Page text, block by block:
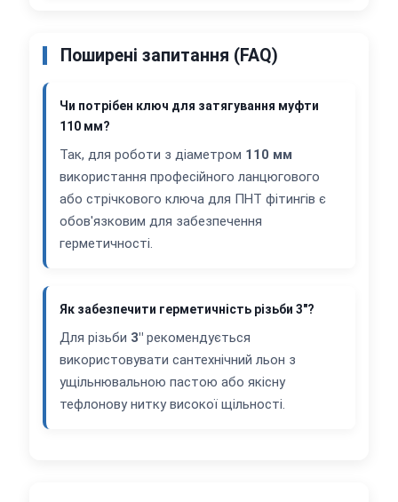
Поширені запитання (FAQ)
Чи потрібен ключ для затягування муфти
110 мм?
Так, для роботи з діаметром 110 мм
використання професійного ланцюгового
або стрічкового ключа для ПНТ фітингів є
обов'язковим для забезпечення
герметичності.
Як забезпечити герметичність різьби 3"?
Для різьби 3" рекомендується
використовувати сантехнічний льон з
ущільнювальною пастою або якісну
тефлонову нитку високої щільності.